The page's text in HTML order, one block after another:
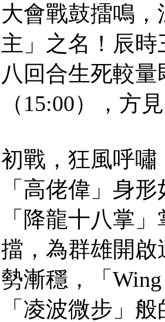
大會戰鼓擂鳴
主」之名！辰
八回合生死較
（15:00），方
初戰，狂風呼嘯
「高佬偉」身
「降龍十八掌
擋，為群雄開
勢漸穩，「
「凌波微步」